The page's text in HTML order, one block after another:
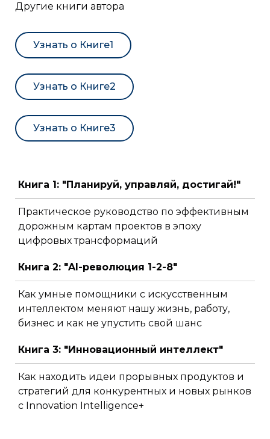
Другие книги автора
Узнать о Книге1
Узнать о Книге2
Узнать о Книге3
Книга 1: "Планируй, управляй, достигай!"
Практическое руководство по эффективным
дорожным картам проектов в эпоху
цифровых трансформаций
Книга 2: "AI-революция 1-2-8"
Как умные помощники с искусственным
интеллектом меняют нашу жизнь, работу,
бизнес и как не упустить свой шанс
Книга 3: "Инновационный интеллект"
Как находить идеи прорывных продуктов и
стратегий для конкурентных и новых рынков
с Innovation Intelligence+